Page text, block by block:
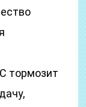
тормозит